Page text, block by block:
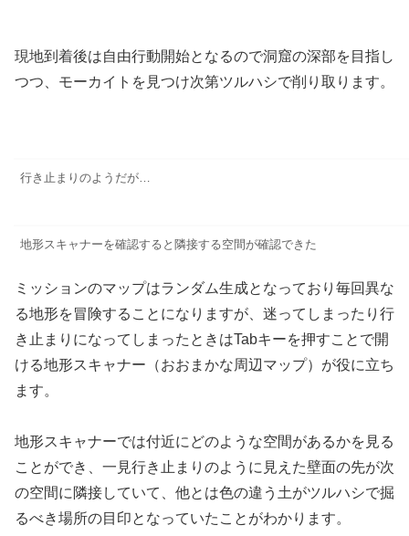
現地到着後は自由行動開始となるので洞窟の深部を目指し
つつ、モーカイトを見つけ次第ツルハシで削り取ります。
行き止まりのようだが…
地形スキャナーを確認すると隣接する空間が確認できた
ミッションのマップはランダム生成となっており毎回異な
る地形を冒険することになりますが、迷ってしまったり行
き止まりになってしまったときはTabキーを押すことで開
ける地形スキャナー（おおまかな周辺マップ）が役に立ち
ます。
地形スキャナーでは付近にどのような空間があるかを見る
ことができ、一見行き止まりのように見えた壁面の先が次
の空間に隣接していて、他とは色の違う土がツルハシで掘
るべき場所の目印となっていたことがわかります。